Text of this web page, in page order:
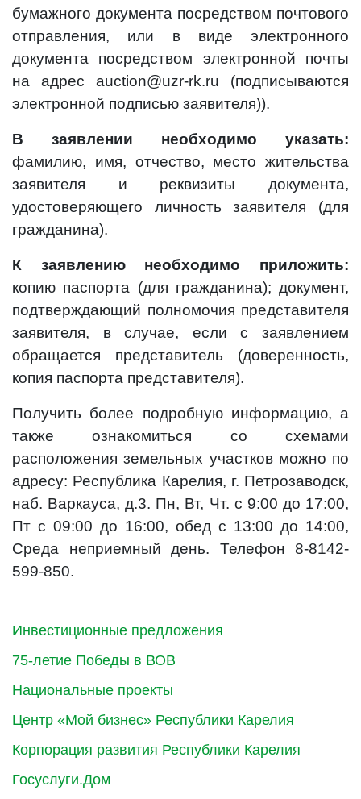
Инвестиционные предложения
75-летие Победы в ВОВ
Национальные проекты
Центр «Мой бизнес» Республики Карелия
Корпорация развития Республики Карелия
Госуслуги.Дом
бумажного документа посредством почтового
отправления, или в виде электронного
документа посредством электронной почты
на адрес auction@uzr-rk.ru (подписываются
электронной подписью заявителя)).
В заявлении необходимо указать:
фамилию, имя, отчество, место жительства
заявителя и реквизиты документа,
удостоверяющего личность заявителя (для
гражданина).
К заявлению необходимо приложить:
копию паспорта (для гражданина); документ,
подтверждающий полномочия представителя
заявителя, в случае, если с заявлением
обращается представитель (доверенность,
копия паспорта представителя).
Получить более подробную информацию, а
также ознакомиться со схемами
расположения земельных участков можно по
адресу: Республика Карелия, г. Петрозаводск,
наб. Варкауса, д.3. Пн, Вт, Чт. с 9:00 до 17:00,
Пт с 09:00 до 16:00, обед с 13:00 до 14:00,
Среда неприемный день. Телефон 8-8142-
599-850.